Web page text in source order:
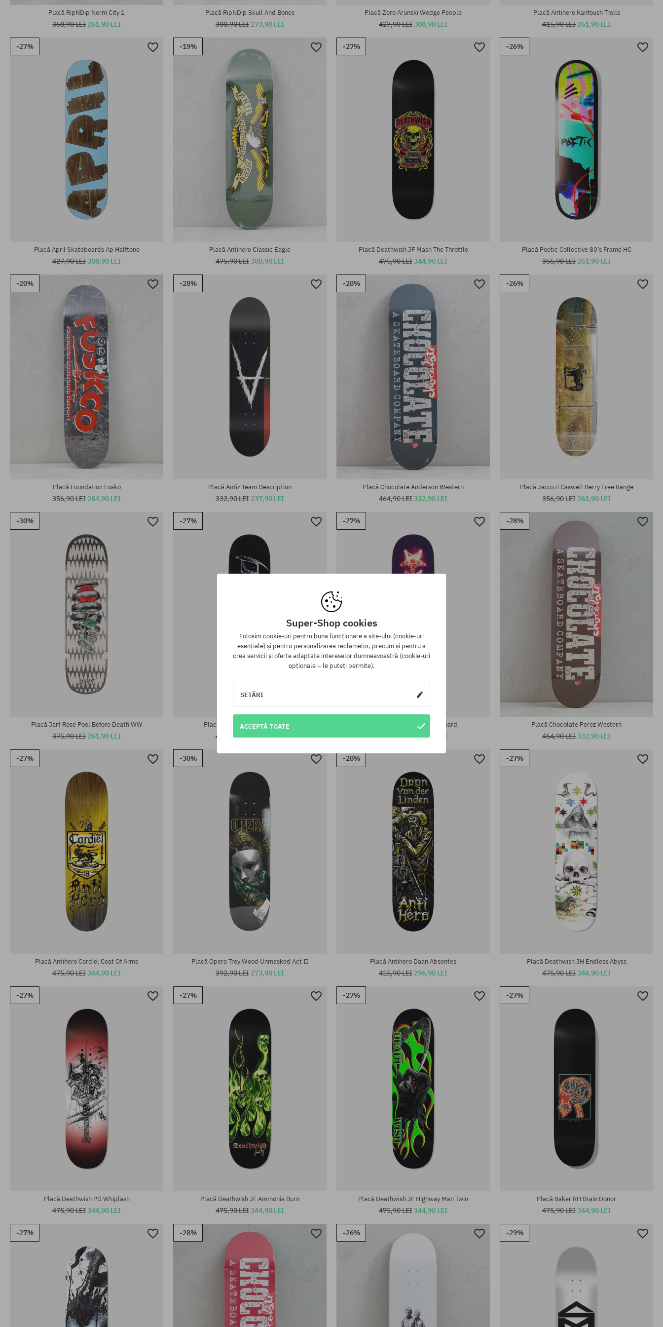
Placă RipNDip Nerm City 1
368,90 LEI 261,90 LEI
Mărimi existente:
Placă RipNDip Skull And Bones
380,90 LEI 273,90 LEI
Placă Zero Arunski Wedge People
427,90 LEI308,90 LEI
Placă Antihero Kanfoush Trolls
415,90 LEI 261,90 LEI
-27%
Mărimi existente:
Placă April Skateboards Ap Halftone
427,90 LEI308,90 LEI
-19%
Placă Antihero Classic Eagle
475,90 LEI380,90 LEI
-27%
Mărimi existente:
Placă Deathwish JF Mash The Throttle
475,90 LEI344,90 LEI
-26%
Placă Poetic Collective 80’s Frame HC
356,90 LEI 261,90 LEI
-20%
Placă Foundation Fosko
356,90 LEI 284,90 LEI
-28%
Placă Antiz Team Description
332,90 LEI 237,90 LEI
-28%
Placă Chocolate Anderson Western
464,90 LEI332,90 LEI
-26%
Mărimi existente:
Placă Jacuzzi Caswell Berry Free Range
356,90 LEI 261,90 LEI
-30%
Placă Jart Rose Pool Before Death WW
375,90 LEI 261,90 LEI
-27%
Placă Wasted Paris Blade Board
439,90 LEI320,90 LEI
-27%
Placă Wasted Paris Surt Board
439,90 LEI320,90 LEI
-28%
Placă Chocolate Perez Western
464,90 LEI332,90 LEI
-27%
Placă Antihero Cardiel Coat Of Arms
475,90 LEI344,90 LEI
-30%
Placă Opera Trey Wood Unmasked Act II
392,90 LEI 273,90 LEI
-28%
Placă Antihero Daan Absentes
415,90 LEI 296,90 LEI
-27%
Placă Deathwish JH Endless Abyss
475,90 LEI344,90 LEI
-27%
Placă Deathwish PD Whiplash
475,90 LEI344,90 LEI
-27%
Placă Deathwish JF Ammonia Burn
475,90 LEI344,90 LEI
-27%
Placă Deathwish JF Highway Man Twin
475,90 LEI344,90 LEI
-27%
Placă Baker RH Brain Donor
475,90 LEI344,90 LEI
-27% -28% -26% -29%
Super-Shop cookies
Folosim cookie-uri pentru buna funcționare a site-ului (cookie-uri
esențiale) și pentru personalizarea reclamelor, precum și pentru a
crea servicii și oferte adaptate intereselor dumneavoastră (cookie-uri
opționale – le puteți permite).
SETĂRI
ACCEPTĂ TOATE